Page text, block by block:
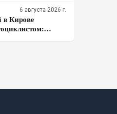
6 августа 2026 г.
в Кирове